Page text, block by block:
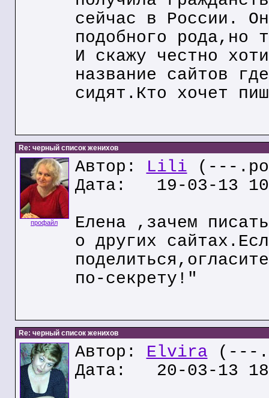
сейчас в России.
подобного рода,но
И скажу честно
название сайтов
сидят.Кто хочет
Re: черный список женихов
профайл
Автор: Lili (---
Дата: 19-03-13
Елена ,зачем
о других
по-секрету!"
Re: черный список женихов
Автор: Elvira (---
Дата: 20-03-13